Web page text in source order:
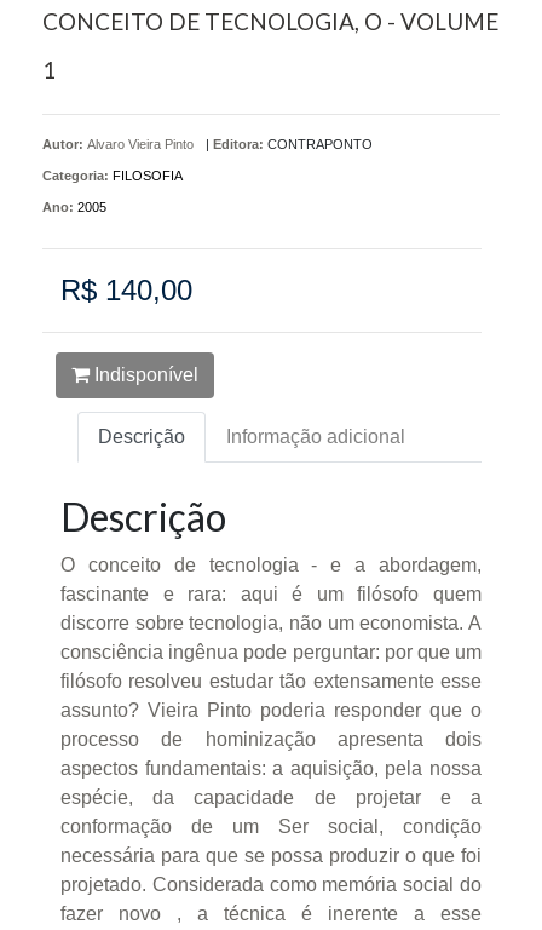
CONCEITO DE TECNOLOGIA, O - VOLUME
1
Autor: Alvaro Vieira Pinto | Editora: CONTRAPONTO
Categoria: FILOSOFIA
Ano: 2005
R$ 140,00
Indisponível
Descrição Informação adicional
Descrição
O conceito de tecnologia - e a abordagem,
fascinante e rara: aqui é um filósofo quem
discorre sobre tecnologia, não um economista. A
consciência ingênua pode perguntar: por que um
filósofo resolveu estudar tão extensamente esse
assunto? Vieira Pinto poderia responder que o
processo de hominização apresenta dois
aspectos fundamentais: a aquisição, pela nossa
espécie, da capacidade de projetar e a
conformação de um Ser social, condição
necessária para que se possa produzir o que foi
projetado. Considerada como memória social do
fazer novo , a técnica é inerente a esse